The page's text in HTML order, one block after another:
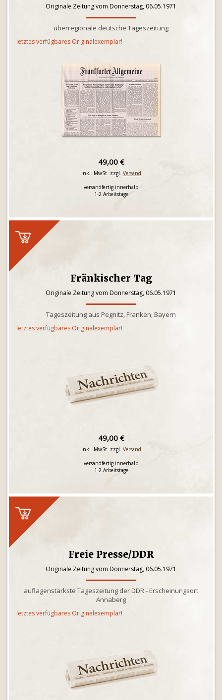
Originale Zeitung vom Donnerstag, 06.05.1971
überregionale deutsche Tageszeitung
letztes verfügbares Originalexemplar!
49,00 €
inkl. MwSt. zzgl. Versand
versandfertig innerhalb
1-2 Arbeitstage
Fränkischer Tag
Originale Zeitung vom Donnerstag, 06.05.1971
Tageszeitung aus Pegnitz, Franken, Bayern
letztes verfügbares Originalexemplar!
49,00 €
inkl. MwSt. zzgl. Versand
versandfertig innerhalb
1-2 Arbeitstage
Freie Presse/DDR
Originale Zeitung vom Donnerstag, 06.05.1971
auflagenstärkste Tageszeitung der DDR - Erscheinungsort
Annaberg
letztes verfügbares Originalexemplar!